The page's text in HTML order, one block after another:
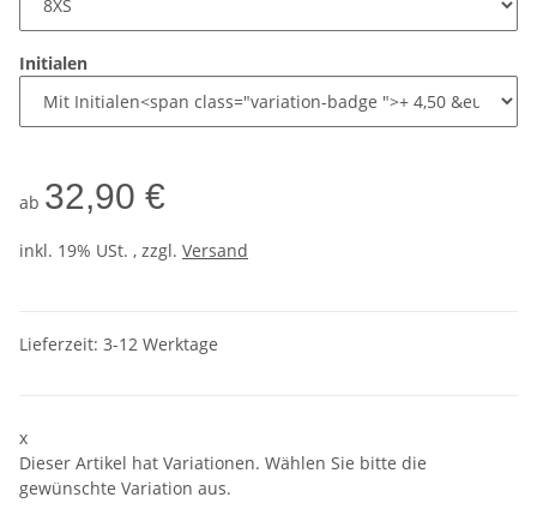
Initialen
ab 32,90 €
inkl. 19% USt. , zzgl. Versand
Lieferzeit: 3-12 Werktage
x
Dieser Artikel hat Variationen. Wählen Sie bitte die
gewünschte Variation aus.